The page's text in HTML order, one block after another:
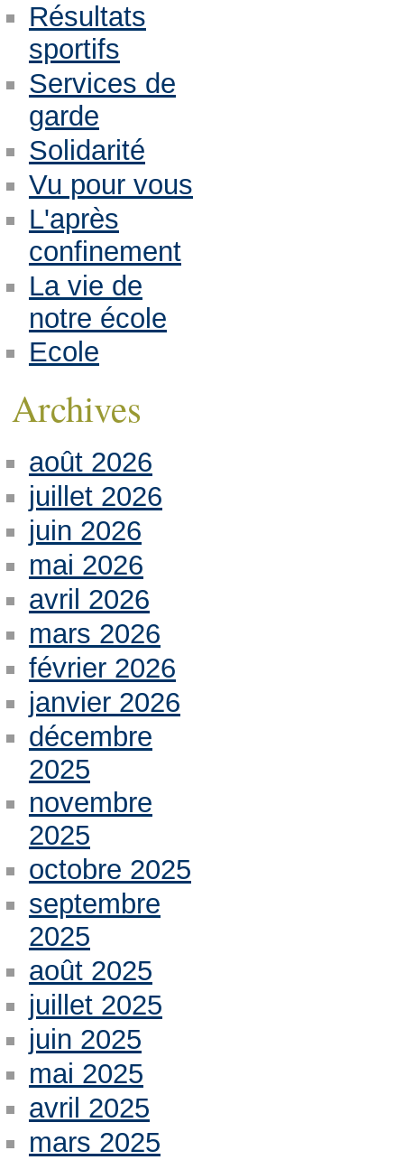
Résultats
sportifs
Services de
garde
Solidarité
Vu pour vous
L'après
confinement
La vie de
notre école
Ecole
Archives
août 2026
juillet 2026
juin 2026
mai 2026
avril 2026
mars 2026
février 2026
janvier 2026
décembre
2025
novembre
2025
octobre 2025
septembre
2025
août 2025
juillet 2025
juin 2025
mai 2025
avril 2025
mars 2025